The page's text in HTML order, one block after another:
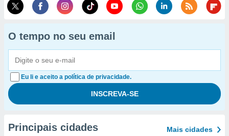
O tempo no seu email
Eu li e aceito a política de privacidade.
Principais cidades Mais cidades